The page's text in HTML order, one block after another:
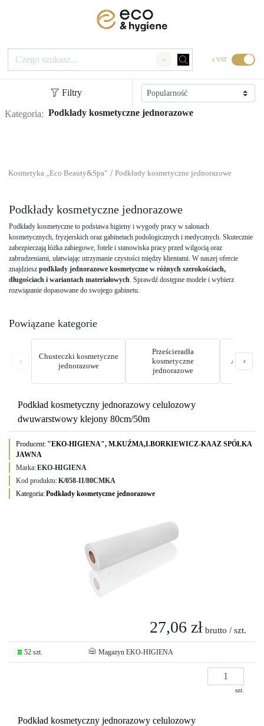
z VAT
Filtry
Kategoria: Podkłady kosmetyczne jednorazowe
Podkłady kosmetyczne jednorazowe
/
Kosmetyka „Eco Beauty&Spa”
Podkłady kosmetyczne jednorazowe
Podkłady kosmetyczne to podstawa higieny i wygody pracy w salonach
kosmetycznych, fryzjerskich oraz gabinetach podologicznych i medycznych. Skutecznie
zabezpieczają łóżka zabiegowe, fotele i stanowiska pracy przed wilgocią oraz
zabrudzeniami, ułatwiając utrzymanie czystości między klientami. W naszej ofercie
znajdziesz podkłady jednorazowe kosmetyczne w różnych szerokościach,
długościach i wariantach materiałowych . Sprawdź dostępne modele i wybierz
rozwiązanie dopasowane do swojego gabinetu.
Powiązane kategorie
‹
Chusteczki kosmetyczne
jednorazowe
Prześcieradła
kosmetyczne
jednorazowe
›
Podkład kosmetyczny jednorazowy celulozowy
dwuwarstwowy klejony 80cm/50m
Producent: "EKO-HIGIENA", M.KUŹMA,I.BORKIEWICZ-KAAZ SPÓŁKA
JAWNA
Marka:EKO-HIGIENA
Kod produktu:K/058-II/80CMKA
Kategoria:Podkłady kosmetyczne jednorazowe
27,06 zł brutto / szt.
52 szt. Magazyn EKO-HIGIENA
szt.
Podkład kosmetyczny jednorazowy celulozowy